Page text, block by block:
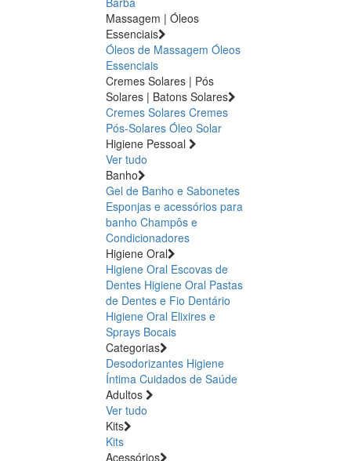
Massagem | Óleos
Essenciais
Óleos de Massagem Óleos
Essenciais
Cremes Solares | Pós
Solares | Batons Solares
Cremes Solares Cremes
Pós-Solares Óleo Solar
Higiene Pessoal
Ver tudo
Banho
Gel de Banho e Sabonetes
Esponjas e acessórios para
banho Champôs e
Condicionadores
Higiene Oral
Higiene Oral Escovas de
Dentes Higiene Oral Pastas
de Dentes e Fio Dentário
Higiene Oral Elixires e
Sprays Bocais
Categorias
Desodorizantes Higiene
Íntima Cuidados de Saúde
Adultos
Ver tudo
Kits
Kits
Acessórios